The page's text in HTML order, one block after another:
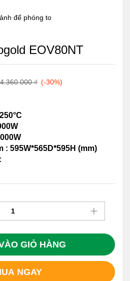
để phóng to
EOV80NT
₫ (-30%)
595W*565D*595H (mm)
GIỎ HÀNG
NGAY